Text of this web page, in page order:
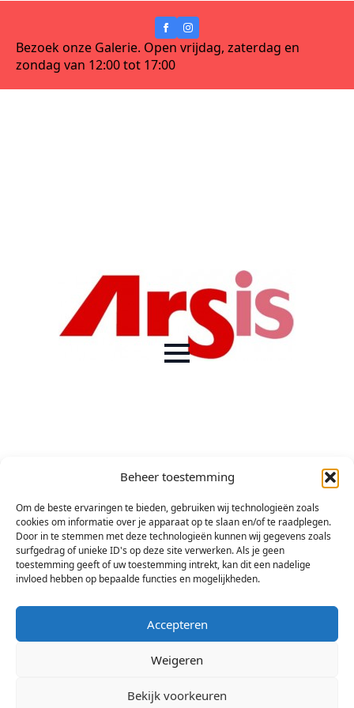
Beheer toestemming
Om de beste ervaringen te bieden, gebruiken wij technologieën zoals
cookies om informatie over je apparaat op te slaan en/of te raadplegen.
Door in te stemmen met deze technologieën kunnen wij gegevens zoals
surfgedrag of unieke ID's op deze site verwerken. Als je geen
toestemming geeft of uw toestemming intrekt, kan dit een nadelige
invloed hebben op bepaalde functies en mogelijkheden.
Accepteren
Weigeren
Bekijk voorkeuren
Bezoek onze Galerie. Open vrijdag, zaterdag en
zondag van 12:00 tot 17:00